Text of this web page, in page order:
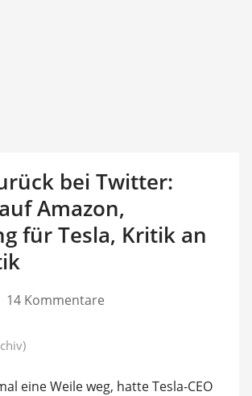
bei Twitter:
Amazon,
für Tesla, Kritik an
14 Kommentare
eine Weile weg, hatte Tesla-CEO